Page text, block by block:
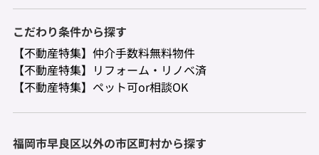
こだわり条件から探す
【不動産特集】仲介手数料無料物件
【不動産特集】リフォーム・リノベ済
【不動産特集】ペット可or相談OK
福岡市早良区以外の市区町村から探す